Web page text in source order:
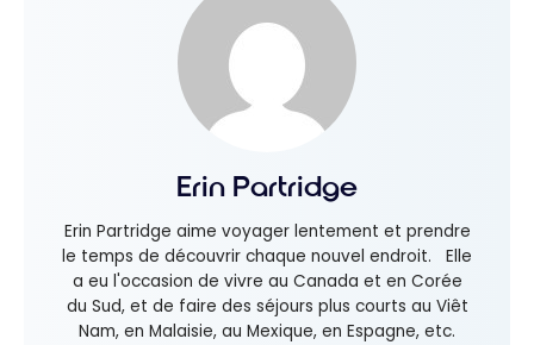
Erin Partridge
Erin Partridge aime voyager lentement et prendre
le temps de découvrir chaque nouvel endroit. Elle
a eu l'occasion de vivre au Canada et en Corée
du Sud, et de faire des séjours plus courts au Viêt
Nam, en Malaisie, au Mexique, en Espagne, etc.